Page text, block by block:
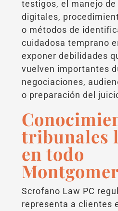
testigos, el manejo de
digitales,
o métodos de
cuidadosa temprano
exponer debilidades
vuelven importantes
negociaciones,
o preparación del
tribunales
en todo
Scrofano Law PC
representa a clientes